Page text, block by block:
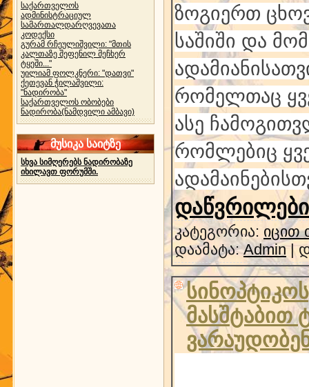
საქართველოს
ადმინისტრაციულ
სამართალდარღვევათა
კოდექსი
გურამ რჩეულიშვილი: "მთის
კალთაზე შეფენილ მეჩხერ
ტყეში..."
უილიამ ფოლკნერი: "დათვი"
ქეთევან ჭილაშვილი:
"ნადირობა"
საქართველოს ობობები
ნადირობა(ნამდვილი ამბავი)
მუსიკა საიტზე
სხვა სიმღერებს ნადირობაზე
იხილავთ ფორუმში.
ზოგიერთ
საშიში და
რომელთაც
ასე
რომლებიც
კატეგორია: იცით
დაამატა:Admin|
მასშტაბით